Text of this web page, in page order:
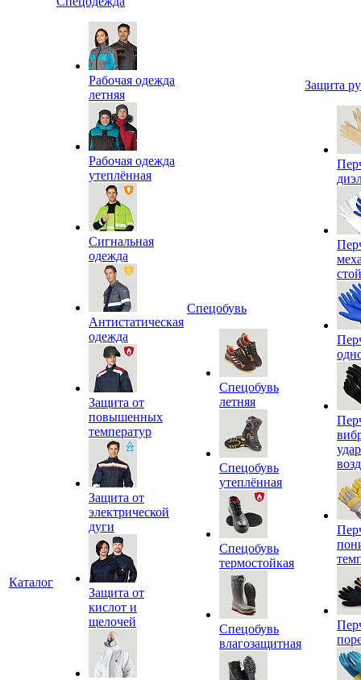
Каталог
Рабочая одежда
летняя
Рабочая одежда
утеплённая
Сигнальная
одежда
Антистатическая
одежда
Защита от
повышенных
температур
Защита от
электрической
дуги
Защита от
кислот и
щелочей
Спецобувь
Спецобувь
летняя
Спецобувь
утеплённая
Спецобувь
термостойкая
Спецобувь
влагозащитная
Защита